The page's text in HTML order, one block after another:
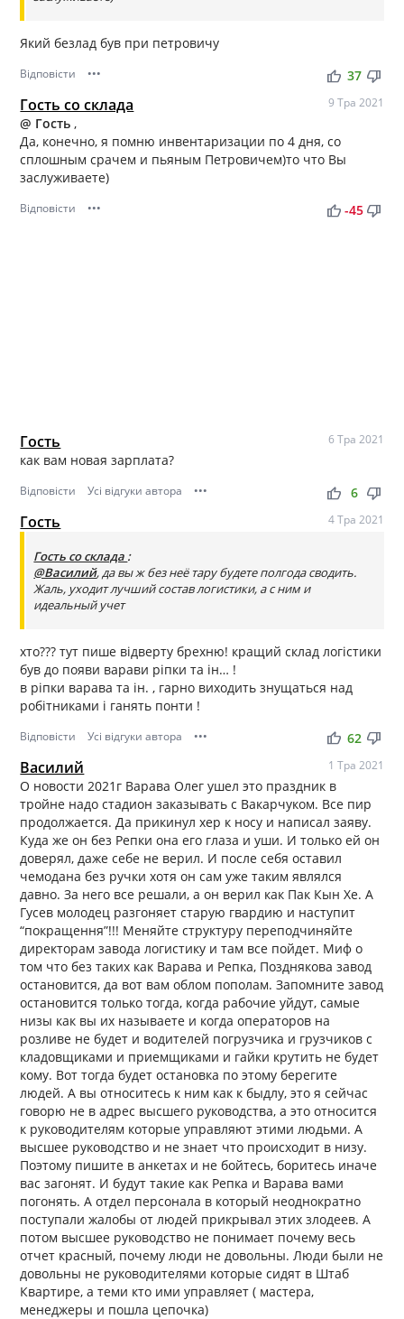
Який безлад був при петровичу
Відповісти ••• thumb_up thumb_down
37
Гость со склада 9 Тра 2021
@ Гость,
Да, конечно, я помню инвентаризации по 4 дня, со
сплошным срачем и пьяным Петровичем)то что Вы
заслуживаете)
Відповісти ••• thumb_up thumb_down
-45
Гость 6 Тра 2021
как вам новая зарплата?
Відповісти Усі відгуки автора ••• thumb_up thumb_down
6
Гость 4 Тра 2021
Гость со склада :
@Василий, да вы ж без неё тару будете полгода сводить.
Жаль, уходит лучший состав логистики, а с ним и
идеальный учет
хто??? тут пише відверту брехню! кращий склад логістики
був до появи варави ріпки та ін… !
в ріпки варава та ін. , гарно виходить знущаться над
робітниками і ганять понти !
Відповісти Усі відгуки автора ••• thumb_up thumb_down
62
Василий 1 Тра 2021
О новости 2021г Варава Олег ушел это праздник в
тройне надо стадион заказывать с Вакарчуком. Все пир
продолжается. Да прикинул хер к носу и написал заяву.
Куда же он без Репки она его глаза и уши. И только ей он
доверял, даже себе не верил. И после себя оставил
чемодана без ручки хотя он сам уже таким являлся
давно. За него все решали, а он верил как Пак Кын Хе. А
Гусев молодец разгоняет старую гвардию и наступит
“покращення”!!! Меняйте структуру переподчиняйте
директорам завода логистику и там все пойдет. Миф о
том что без таких как Варава и Репка, Позднякова завод
остановится, да вот вам облом пополам. Запомните завод
остановится только тогда, когда рабочие уйдут, самые
низы как вы их называете и когда операторов на
розливе не будет и водителей погрузчика и грузчиков с
кладовщиками и приемщиками и гайки крутить не будет
кому. Вот тогда будет остановка по этому берегите
людей. А вы относитесь к ним как к быдлу, это я сейчас
говорю не в адрес высшего руководства, а это относится
к руководителям которые управляют этими людьми. А
высшее руководство и не знает что происходит в низу.
Поэтому пишите в анкетах и не бойтесь, боритесь иначе
вас загонят. И будут такие как Репка и Варава вами
погонять. А отдел персонала в который неоднократно
поступали жалобы от людей прикрывал этих злодеев. А
потом высшее руководство не понимает почему весь
отчет красный, почему люди не довольны. Люди были не
довольны не руководителями которые сидят в Штаб
Квартире, а теми кто ими управляет ( мастера,
менеджеры и пошла цепочка)